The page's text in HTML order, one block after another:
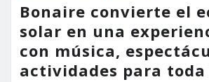
Bonaire convierte el
solar en una
con música,
actividades para